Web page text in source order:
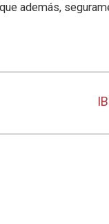
además,